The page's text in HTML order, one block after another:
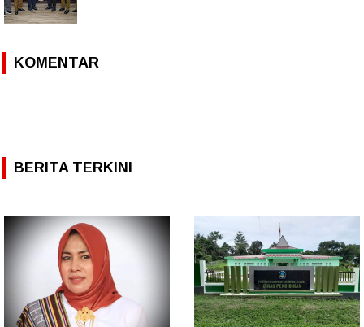
KOMENTAR
BERITA TERKINI